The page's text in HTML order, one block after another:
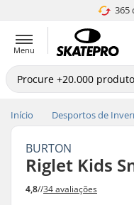
365
Menu
Início Desportos de
BURTON
Riglet Kids
4,8//34 avaliações